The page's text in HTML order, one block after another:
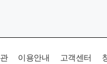
이용안내 고객센터